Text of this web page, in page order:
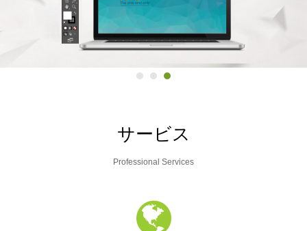
サービス
Professional Services